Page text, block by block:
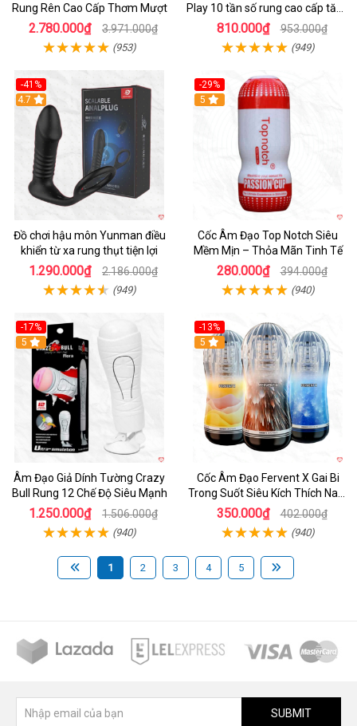
Rung Rên Cao Cấp Thơm Mượt
2.780.000₫ 3.971.000₫
(953)
Play 10 tần số rung cao cấp tăng
khoái cảm
810.000₫ 953.000₫
(949)
-41%
Hot
4.7
Đồ chơi hậu môn Yunman điều
khiển từ xa rung thụt tiện lợi
1.290.000₫ 2.186.000₫
(949)
-29%
5
Cốc Âm Đạo Top Notch Siêu
Mềm Mịn – Thỏa Mãn Tinh Tế
280.000₫ 394.000₫
(940)
-17%
5
Âm Đạo Giả Dính Tường Crazy
Bull Rung 12 Chế Độ Siêu Mạnh
1.250.000₫ 1.506.000₫
(940)
-13%
Hot
5
Cốc Âm Đạo Fervent X Gai Bi
Trong Suốt Siêu Kích Thích Nam
Giới
350.000₫ 402.000₫
(940)
1 2 3 4 5
SUBMIT